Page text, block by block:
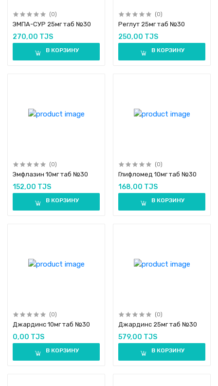
(0)
ЭМПА-СУР 25мг таб №30
270,00 TJS
В КОРЗИНУ
(0)
Реглут 25мг таб №30
250,00 TJS
В КОРЗИНУ
(0)
Эмфлазин 10мг таб №30
152,00 TJS
В КОРЗИНУ
(0)
Глифломед 10мг таб №30
168,00 TJS
В КОРЗИНУ
(0)
Джардинс 10мг таб №30
0,00 TJS
В КОРЗИНУ
(0)
Джардинс 25мг таб №30
579,00 TJS
В КОРЗИНУ